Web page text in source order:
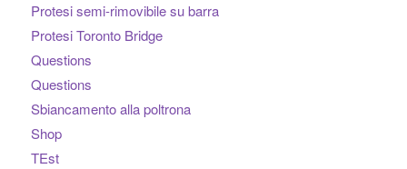
Protesi semi-rimovibile su barra
Protesi Toronto Bridge
Questions
Questions
Sbiancamento alla poltrona
Shop
TEst